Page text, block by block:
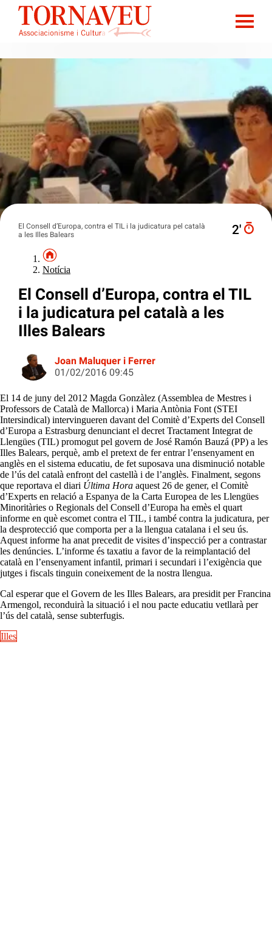
El Consell d’Europa, contra el TIL i la judicatura pel català
a les Illes Balears
2′
Notícia
El Consell d’Europa, contra el TIL
i la judicatura pel català a les
Illes Balears
Joan Maluquer i Ferrer
01/02/2016 09:45
El 14 de juny del 2012 Magda Gonzàlez (Assemblea de Mestres i
Professors de Català de Mallorca) i Maria Antònia Font (STEI
Intersindical) intervingueren davant del Comitè d’Experts del Consell
d’Europa a Estrasburg denunciant el decret Tractament Integrat de
Llengües (TIL) promogut pel govern de José Ramón Bauzá (PP) a les
Illes Balears, perquè, amb el pretext de fer entrar l’ensenyament en
anglès en el sistema educatiu, de fet suposava una disminució notable
de l’ús del català enfront del castellà i de l’anglès. Finalment, segons
que reportava el diari Última Hora aquest 26 de gener, el Comitè
d’Experts en relació a Espanya de la Carta Europea de les Llengües
Minoritàries o Regionals del Consell d’Europa ha emès el quart
informe en què escomet contra el TIL, i també contra la judicatura, per
la desprotecció que comporta per a la llengua catalana i el seu ús.
Aquest informe ha anat precedit de visites d’inspecció per a contrastar
les denúncies. L’informe és taxatiu a favor de la reimplantació del
català en l’ensenyament infantil, primari i secundari i l’exigència que
jutges i fiscals tinguin coneixement de la nostra llengua.
Cal esperar que el Govern de les Illes Balears, ara presidit per Francina
Armengol, reconduirà la situació i el nou pacte educatiu vetllarà per
l’ús del català, sense subterfugis.
Illes